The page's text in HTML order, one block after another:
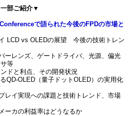
部ご紹介▼
で語られた今後のFPDの市場と
LCD vs OLEDの展望 今後の技術トレン
レンズ、ゲートドライバ、光源、偏光
等
と利点、その開発状況
QD-OLED（量子ドットOLED）の実用化
イ実現への課題と技術トレンド、市場
ーカの利益率はどうなるか